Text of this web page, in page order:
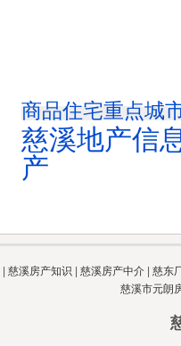
商品住宅重点城
慈溪地产信
产
|慈溪房产知识 |慈溪房产中介 |慈东
慈溪市元朗